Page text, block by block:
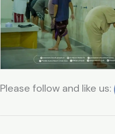
Please follow and like us: